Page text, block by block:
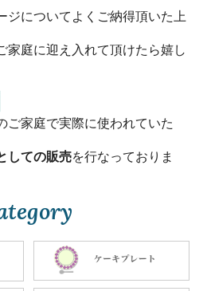
ジについてよくご納得頂いた上
家庭に迎え入れて頂けたら嬉し
ご家庭で実際に使われていた
しての販売を行なっておりま